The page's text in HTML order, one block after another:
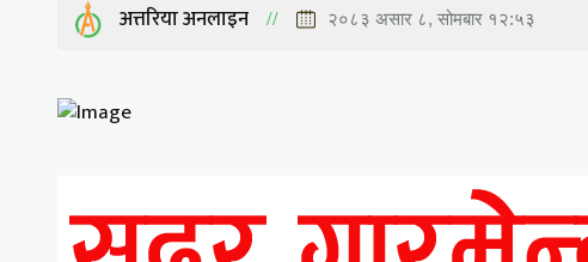
अत्तरिया अनलाइन २०८३ असार ८, सोमबार १२:५३